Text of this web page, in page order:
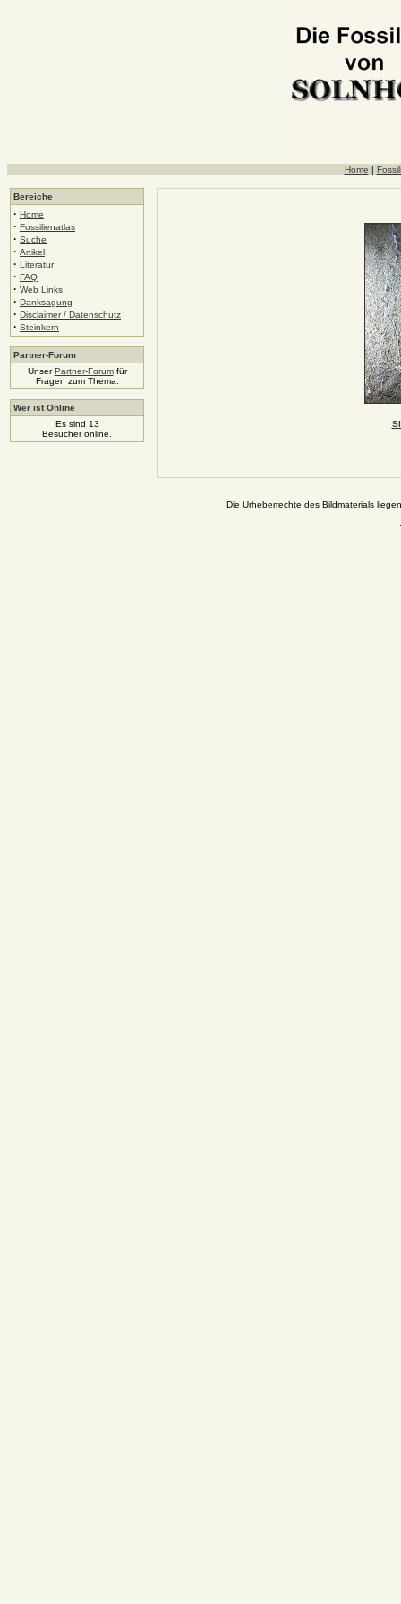
Home |
Bereiche
· Home
· Fossilienatlas
· Suche
· Artikel
· Literatur
· FAQ
· Web Links
· Danksagung
· Disclaimer / Datenschutz
· Steinkern
Partner-Forum
UnserPartner-Forumfür
Fragen zum Thema.
Wer ist Online
Es sind 13
Besucher online.
Die Urheberrechte des Bildmaterials